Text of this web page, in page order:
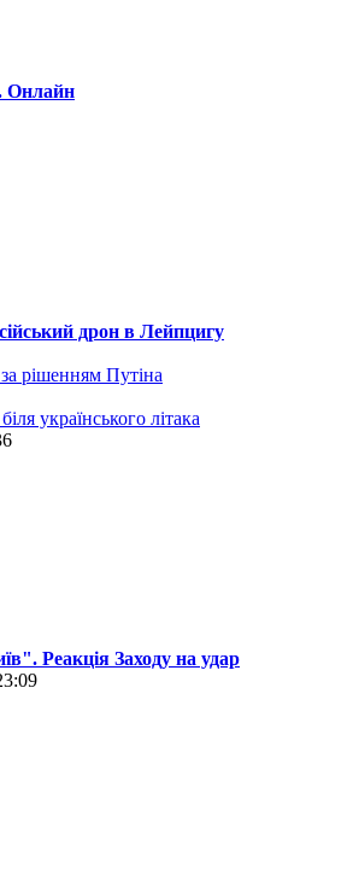
Онлайн
дрон в Лейпцигу
рішенням Путіна
українського літака
Реакція Заходу на удар